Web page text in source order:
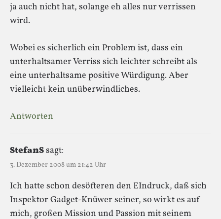
ja auch nicht hat, solange eh alles nur verrissen
wird.
Wobei es sicherlich ein Problem ist, dass ein
unterhaltsamer Verriss sich leichter schreibt als
eine unterhaltsame positive Würdigung. Aber
vielleicht kein unüberwindliches.
Antworten
StefanSsagt:
3. Dezember 2008 um 21:42 Uhr
Ich hatte schon desöfteren den EIndruck, daß sich
Inspektor Gadget-Knüwer seiner, so wirkt es auf
mich, großen Mission und Passion mit seinem